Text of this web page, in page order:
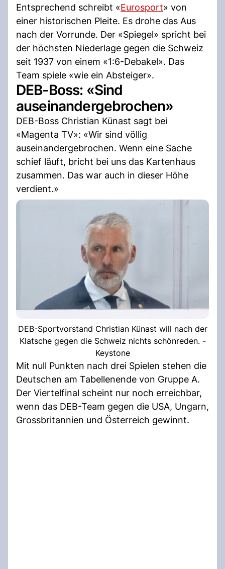
Entsprechend schreibt «Eurosport» von
einer historischen Pleite. Es drohe das Aus
nach der Vorrunde. Der «Spiegel» spricht bei
der höchsten Niederlage gegen die Schweiz
seit 1937 von einem «1:6-Debakel». Das
Team spiele «wie ein Absteiger».
DEB-Boss: «Sind
auseinandergebrochen»
DEB-Boss Christian Künast sagt bei
«Magenta TV»: «Wir sind völlig
auseinandergebrochen. Wenn eine Sache
schief läuft, bricht bei uns das Kartenhaus
zusammen. Das war auch in dieser Höhe
verdient.»
DEB-Sportvorstand Christian Künast will nach der
Klatsche gegen die Schweiz nichts schönreden. -
Keystone
Mit null Punkten nach drei Spielen stehen die
Deutschen am Tabellenende von Gruppe A.
Der Viertelfinal scheint nur noch erreichbar,
wenn das DEB-Team gegen die USA, Ungarn,
Grossbritannien und Österreich gewinnt.